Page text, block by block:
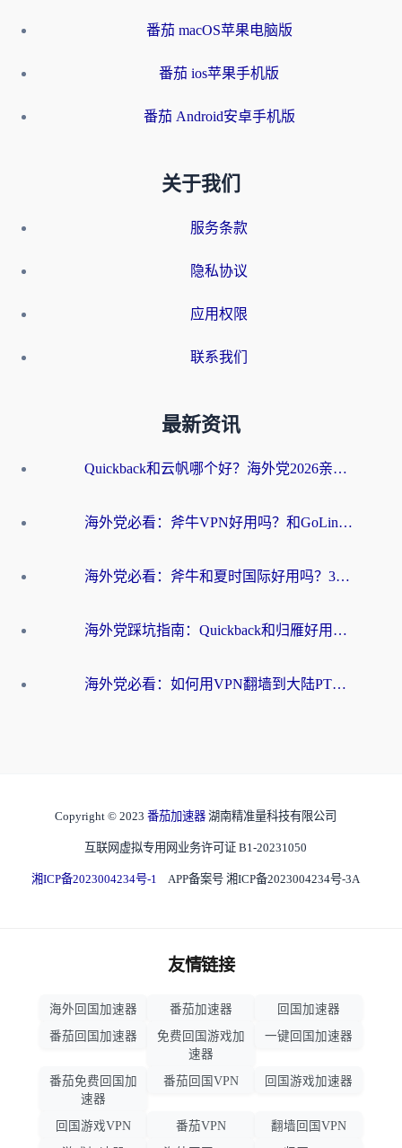
番茄 macOS苹果电脑版
番茄 ios苹果手机版
番茄 Android安卓手机版
关于我们
服务条款
隐私协议
应用权限
联系我们
最新资讯
Quickback和云帆哪个好？海外党2026亲测指南：选对加速器大陆工具，无缝刷国内剧玩国服
海外党必看：斧牛VPN好用吗？和GoLinkVPN对比哪个回国效果更好？
海外党必看：斧牛和夏时国际好用吗？3步选对回国加速器，无缝刷国内资源
海外党踩坑指南：Quickback和归雁好用吗？选对加速器才能无缝刷国内资源
海外党必看：如何用VPN翻墙到大陆PTT？一篇解决你所有回国加速痛点
Copyright © 2023 番茄加速器 湖南精准量科技有限公司
互联网虚拟专用网业务许可证 B1-20231050
湘ICP备2023004234号-1 APP备案号 湘ICP备2023004234号-3A
友情链接
海外回国加速器 番茄加速器
回国加速器
番茄回国加速器
免费回国游戏加
速器
一键回国加速器
番茄免费回国加
速器
番茄回国VPN 回国游戏加速器
回国游戏VPN 番茄VPN
翻墙回国VPN